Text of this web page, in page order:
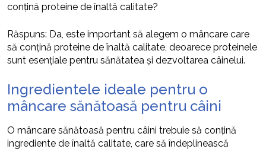
conțină proteine de înaltă calitate?
Răspuns: Da, este important să alegem o mâncare care
să conțină proteine de înaltă calitate, deoarece proteinele
sunt esențiale pentru sănătatea și dezvoltarea câinelui.
Ingredientele ideale pentru o
mâncare sănătoasă pentru câini
O mâncare sănătoasă pentru câini trebuie să conțină
ingrediente de înaltă calitate, care să îndeplinească